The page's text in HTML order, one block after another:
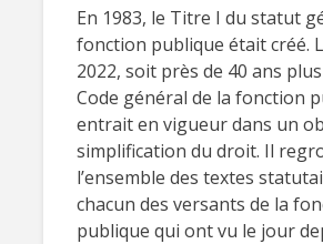
En 1983, le Titre I du statut
fonction publique était créé.
2022, soit près de 40 ans
Code général de la fonction
entrait en vigueur dans un
simplification du droit. Il
l’ensemble des textes
chacun des versants de la
publique qui ont vu le jour